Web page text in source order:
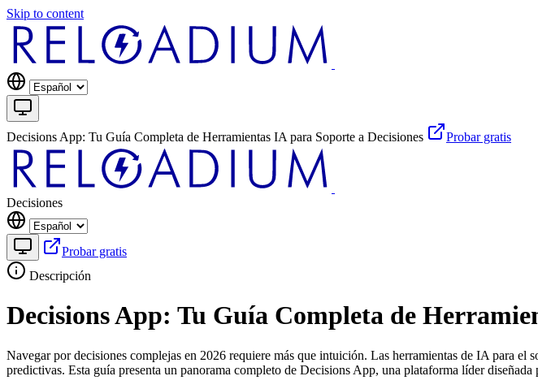
Skip to content
Decisions App: Tu Guía Completa de Herramientas IA para Soporte a Decisiones Probar gratis
Decisiones
Probar gratis
Descripción
Decisions App: Tu Guía Completa de
Navegar por decisiones complejas en 2026 requiere más que intuición. Las herramientas de IA para el
predictivas. Esta guía presenta un panorama completo de Decisions App, una plataforma líder